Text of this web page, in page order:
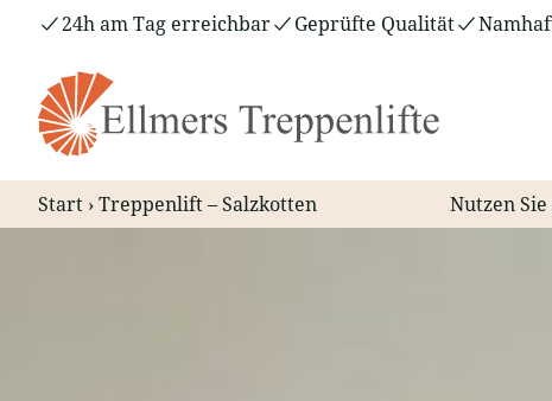
springen
24h am Tag erreichbar Geprüfte Qualität
Start ›Treppenlift – Salzkotten Nutzen